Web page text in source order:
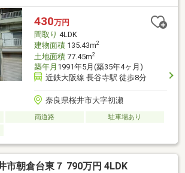
430万円
間取り 4LDK
建物面積135.43m2
土地面積77.45m2
築年月 1991年5月(築35年4ヶ月)
近鉄大阪線 長谷寺駅 徒歩8分
奈良県桜井市大字初瀬
南道路
駐車場あり
市朝倉台東７ 790万円 4LDK